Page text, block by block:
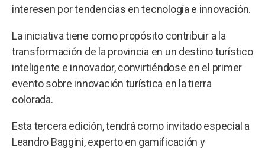
interesen por tendencias en tecnología e innovación.
La iniciativa tiene como propósito contribuir a la
transformación de la provincia en un destino turístico
inteligente e innovador, convirtiéndose en el primer
evento sobre innovación turística en la tierra
colorada.
Esta tercera edición, tendrá como invitado especial a
Leandro Baggini, experto en gamificación y